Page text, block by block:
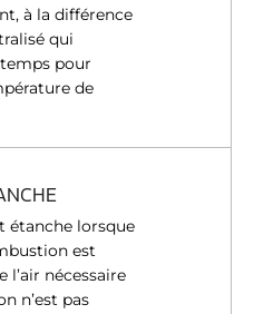
à la différence
qui
pour
de
étanche lorsque
est
l’air nécessaire
n’est pas